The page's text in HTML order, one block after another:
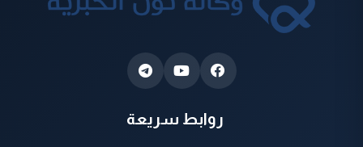
روابط سريعة